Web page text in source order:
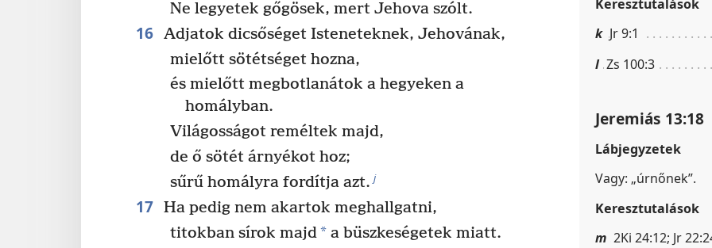
Ne legyetek gőgösek, mert Jehova szólt.
16 Adjatok dicsőséget Isteneteknek, Jehovának,
mielőtt sötétséget hozna,
és mielőtt megbotlanátok a hegyeken a
homályban.
Világosságot reméltek majd,
de ő sötét árnyékot hoz;
sűrű homályra fordítja azt. j
17 Ha pedig nem akartok meghallgatni,
titokban sírok majd* a büszkeségetek miatt.
Keresztutalások
k Jr 9:1
l Zs 100:3
Jeremiás 13:18
Lábjegyzetek
Vagy: „úrnőnek”.
Keresztutalások
m 2Ki 24:12; Jr